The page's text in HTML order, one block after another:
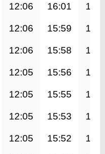
12:06 16:01
12:06 15:59
12:06 15:58
12:05 15:56
12:05 15:55
12:05 15:53
12:05 15:52